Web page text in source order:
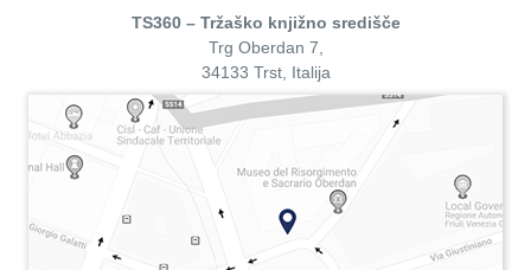
TS360 – Tržaško knjižno središče
Trg Oberdan 7,
34133 Trst, Italija